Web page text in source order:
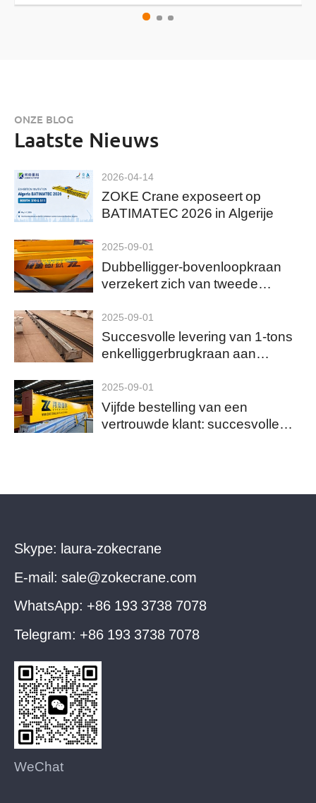
ONZE BLOG
Laatste Nieuws
2026-04-14
ZOKE Crane exposeert op
BATIMATEC 2026 in Algerije
2025-09-01
Dubbelligger-bovenloopkraan
verzekert zich van tweede
2025-09-01
Succesvolle levering van 1-tons
enkelliggerbrugkraan aan
2025-09-01
Vijfde bestelling van een
vertrouwde klant: succesvolle
Skype: laura-zokecrane
E-mail: sale@zokecrane.com
WhatsApp: +86 193 3738 7078
Telegram: +86 193 3738 7078
WeChat